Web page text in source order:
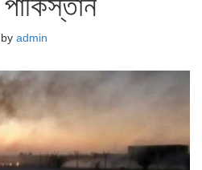
by admin